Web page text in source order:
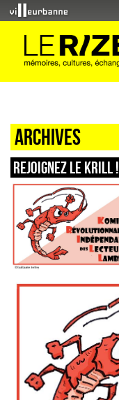
Archives
REJOIGNEZ LE KRILL !